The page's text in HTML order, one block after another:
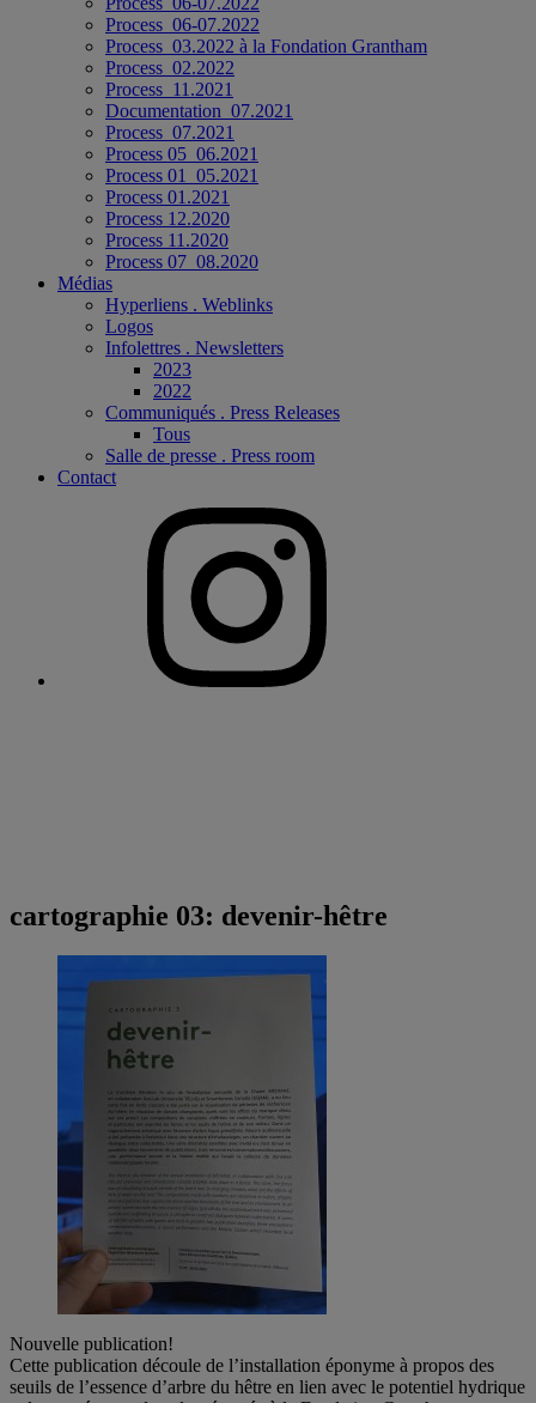
Process_06-07.2022
Process_03.2022 à la Fondation Grantham
Process_02.2022
Process_11.2021
Documentation_07.2021
Process_07.2021
Process 05_06.2021
Process 01_05.2021
Process 01.2021
Process 12.2020
Process 11.2020
Process 07_08.2020
Médias
Hyperliens . Weblinks
Logos
Infolettres . Newsletters
2023
2022
Communiqués . Press Releases
Tous
Salle de presse . Press room
Contact
cartographie 03: devenir-hêtre
Nouvelle publication!
Cette publication découle de l’installation éponyme à propos des
seuils de l’essence d’arbre du hêtre en lien avec le potentiel hydrique